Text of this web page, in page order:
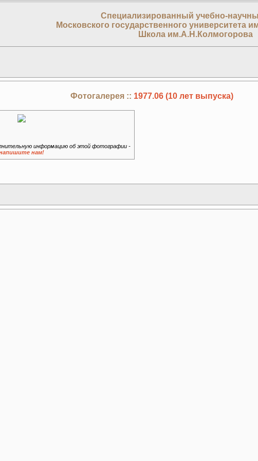
Специализированный учебно-
Московского государственного университета
Школа им.А.Н.Колмогорова
Фотогалерея :: 1977.06 (10 лет выпуска)
информацию об этой фотографии -
нам!